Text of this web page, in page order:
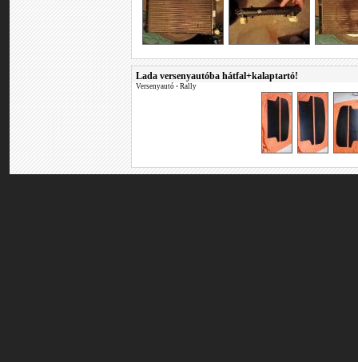
Lada versenyautóba hátfal+kalaptartó!
Versenyautó • Rally